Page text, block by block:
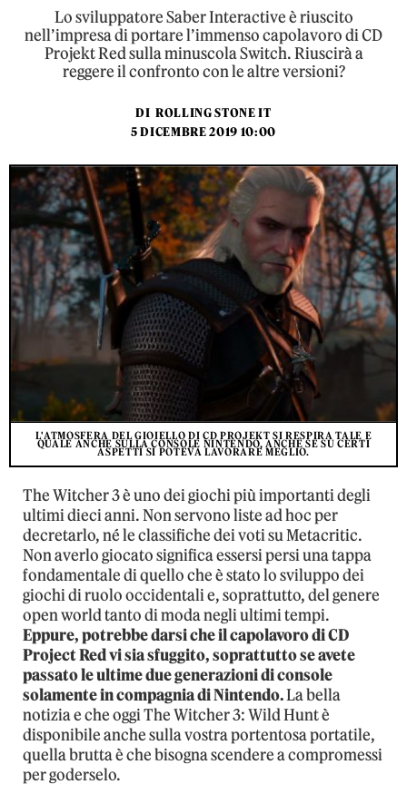
Lo sviluppatore Saber Interactive è riuscito
nell’impresa di portare l’immenso capolavoro di CD
Projekt Red sulla minuscola Switch. Riuscirà a
reggere il confronto con le altre versioni?
DI ROLLING STONE IT
5 DICEMBRE 2019 10:00
L'ATMOSFERA DEL GIOIELLO DI CD PROJEKT SI RESPIRA TALE E
QUALE ANCHE SULLA CONSOLE NINTENDO, ANCHE SE SU CERTI
ASPETTI SI POTEVA LAVORARE MEGLIO.
The Witcher 3 è uno dei giochi più importanti degli
ultimi dieci anni. Non servono liste ad hoc per
decretarlo, né le classifiche dei voti su Metacritic.
Non averlo giocato significa essersi persi una tappa
fondamentale di quello che è stato lo sviluppo dei
giochi di ruolo occidentali e, soprattutto, del genere
open world tanto di moda negli ultimi tempi.
Eppure, potrebbe darsi che il capolavoro di CD
Project Red vi sia sfuggito, soprattutto se avete
passato le ultime due generazioni di console
solamente in compagnia di Nintendo.La bella
notizia e che oggi The Witcher 3: Wild Hunt è
disponibile anche sulla vostra portentosa portatile,
quella brutta è che bisogna scendere a compromessi
per goderselo.